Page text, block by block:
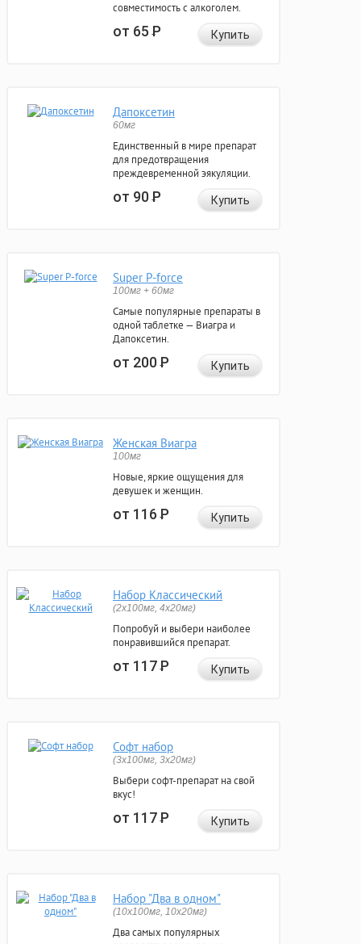
совместимость с алкоголем.
от 65Р Купить
Дапоксетин
60мг
Единственный в мире препарат
для предотвращения
преждевременной эякуляции.
от 90Р Купить
Super P-force
100мг + 60мг
Самые популярные препараты в
одной таблетке — Виагра и
Дапоксетин.
от 200Р Купить
Женская Виагра
100мг
Новые, яркие ощущения для
девушек и женщин.
от 116Р Купить
Набор Классический
(2x100мг, 4x20мг)
Попробуй и выбери наиболее
понравившийся препарат.
от 117Р Купить
Софт набор
(3x100мг, 3x20мг)
Выбери софт-препарат на свой
вкус!
от 117Р Купить
Набор "Два в одном"
(10x100мг, 10x20мг)
Два самых популярных